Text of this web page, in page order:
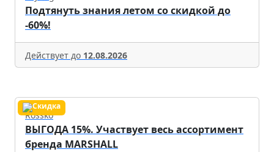
Подтянуть знания летом со скидкой до
-60%!
Действует до 12.08.2026
Rossko
ВЫГОДА 15%. Участвует весь ассортимент
бренда MARSHALL